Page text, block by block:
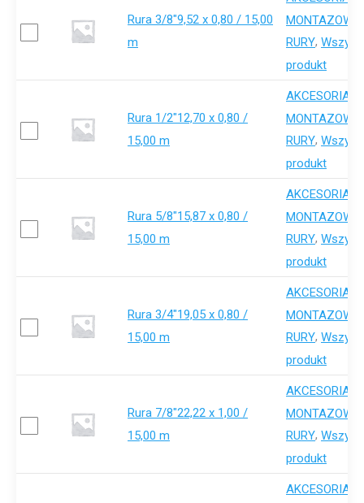
Rura 3/8"9,52 x 0,80 / 15,00
m
MONTAZOWE
RURY,
produkt
Rura 1/2"12,70 x 0,80 /
15,00 m
AKCESORIA-
MONTAZOWE
RURY,
produkt
Rura 5/8"15,87 x 0,80 /
15,00 m
AKCESORIA-
MONTAZOWE
RURY,
produkt
Rura 3/4"19,05 x 0,80 /
15,00 m
AKCESORIA-
MONTAZOWE
RURY,
produkt
Rura 7/8"22,22 x 1,00 /
15,00 m
AKCESORIA-
MONTAZOWE
RURY,
produkt
AKCESORIA-